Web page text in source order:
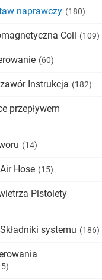
naprawczy (180)
Coil (109)
(60)
Instrukcja (182)
przepływem
(14)
Hose (15)
Pistolety
systemu (186)